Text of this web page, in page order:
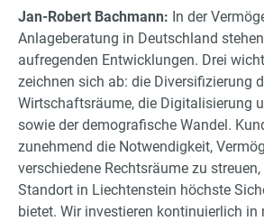
Jan-Robert Bachmann: In der
Anlageberatung in Deutschland
aufregenden Entwicklungen. Drei
zeichnen sich ab: die Diversifizierung
Wirtschaftsräume, die Digitalisierung
sowie der demografische Wandel.
zunehmend die Notwendigkeit,
verschiedene Rechtsräume zu
Standort in Liechtenstein höchste
bietet. Wir investieren kontinuierlich in